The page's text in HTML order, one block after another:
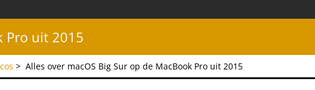
Pro uit 2015
> Alles over macOS Big Sur op de MacBook Pro uit 2015